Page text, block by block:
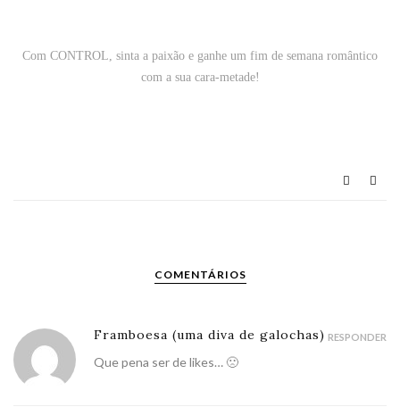
Com CONTROL, sinta a paixão e ganhe um fim de semana romântico
com a sua cara-metade!
COMENTÁRIOS
Framboesa (uma diva de galochas)
Que pena ser de likes… 🙁
RESPONDER